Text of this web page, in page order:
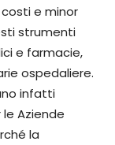
e minor
strumenti
e farmacie,
ospedaliere.
infatti
Aziende
la